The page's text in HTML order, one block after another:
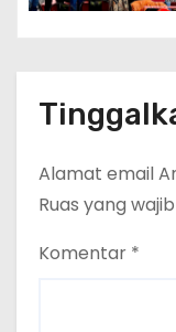
Alamat email
Ruas yang
Komentar *